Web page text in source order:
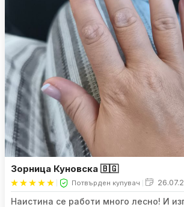
Зорница Куновска 🇧🇬
Потвърден купувач
Наистина се работи много лесно! И